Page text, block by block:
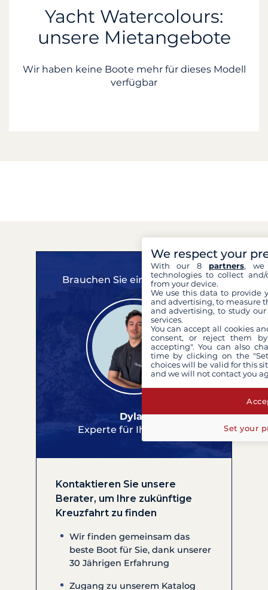
Yacht Watercolours:
unsere Mietangebote
Wir haben keine Boote mehr für dieses Modell
verfügbar
Brauchen Sie eine Beratung?
Dylan
Experte für Ihre Reisen
Kontaktieren Sie unsere
Berater, um Ihre zukünftige
Kreuzfahrt zu finden
Wir finden gemeinsam das
beste Boot für Sie, dank unserer
30 Jährigen Erfahrung
Zugang zu unserem Katalog
We respect your
With our 8 partners, we
technologies to collect
from your device.
We use this data to provide
and advertising, to measure
and advertising, to study
services.
You can accept all cookies
consent, or reject them
accepting". You can also
time by clicking on the
choices will be valid for this
and we will not contact you
Set your